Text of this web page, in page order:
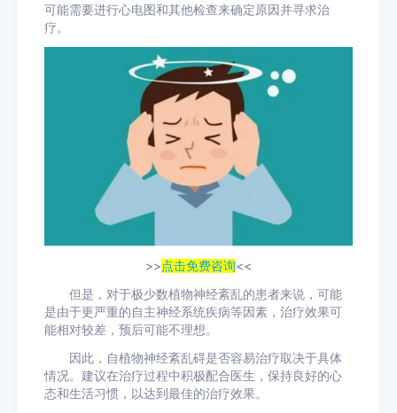
可能需要进行心电图和其他检查来确定原因并寻求治
疗。
>>点击免费咨询<<
但是，对于极少数植物神经紊乱的患者来说，可能
是由于更严重的自主神经系统疾病等因素，治疗效果可
能相对较差，预后可能不理想。
因此，自植物神经紊乱碍是否容易治疗取决于具体
情况。建议在治疗过程中积极配合医生，保持良好的心
态和生活习惯，以达到最佳的治疗效果。